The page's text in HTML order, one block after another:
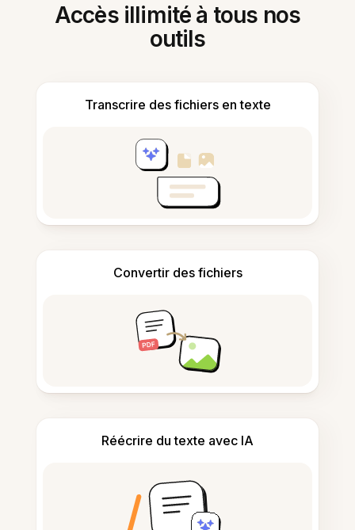
Accès illimité à tous nos
outils
Transcrire des fichiers en texte
Convertir des fichiers
Réécrire du texte avec IA